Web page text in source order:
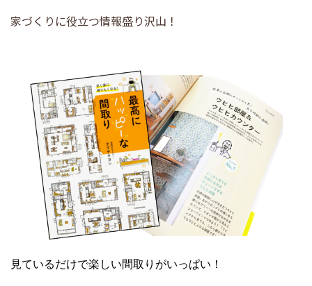
家づくりに役立つ情報盛り沢山！
見ているだけで楽しい間取りがいっぱい！